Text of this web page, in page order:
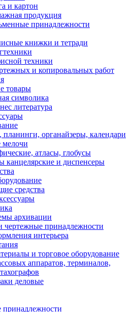
и картон
продукция
принадлежности
книжки и тетради
техники
и копировальных работ
товары
символика
литература
органайзеры, календари
мелочи
атласы, глобусы
канцелярские и диспенсеры
средства
архивации
чертежные принадлежности
интерьера
и торговое оборудование
аппаратов, терминалов,
деловые